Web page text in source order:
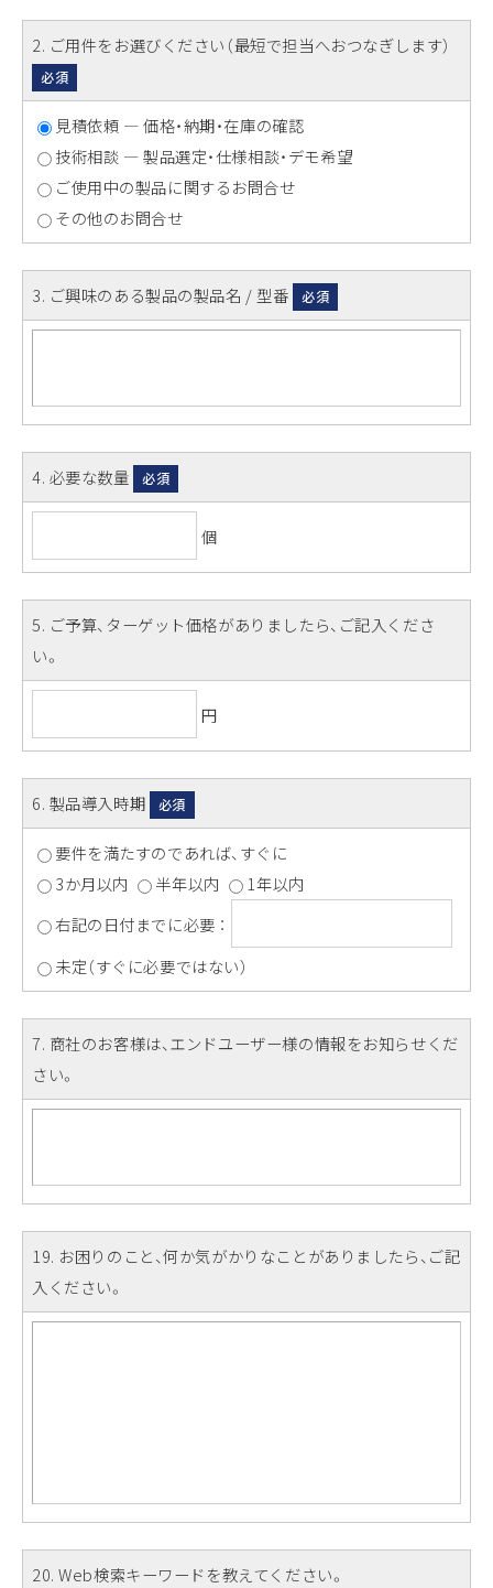
2. ご用件をお選びください（最短で担当へおつなぎします）
必須
見積依頼 ― 価格・納期・在庫の確認
技術相談 ― 製品選定・仕様相談・デモ希望
ご使用中の製品に関するお問合せ
その他のお問合せ
3. ご興味のある製品の製品名 / 型番 必須
4. 必要な数量 必須
個
5. ご予算、ターゲット価格がありましたら、ご記入くださ
い。
円
6. 製品導入時期 必須
要件を満たすのであれば、すぐに
3か月以内
半年以内
1年以内
右記の日付までに必要 ：
未定（すぐに必要ではない）
7. 商社のお客様は、エンドユーザー様の情報をお知らせくだ
さい。
19. お困りのこと、何か気がかりなことがありましたら、ご記
入ください。
20. Web検索キーワードを教えてください。